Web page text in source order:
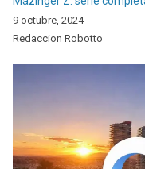
9 octubre, 2024
Redaccion Robotto